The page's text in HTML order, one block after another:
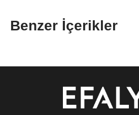
Benzer İçerikler